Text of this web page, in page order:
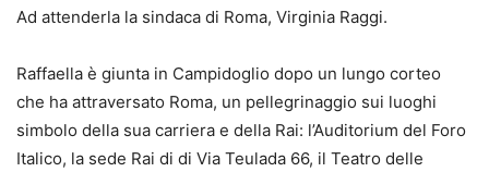
Ad attenderla la sindaca di Roma, Virginia Raggi.
Raffaella è giunta in Campidoglio dopo un lungo corteo
che ha attraversato Roma, un pellegrinaggio sui luoghi
simbolo della sua carriera e della Rai: l’Auditorium del Foro
Italico, la sede Rai di di Via Teulada 66, il Teatro delle